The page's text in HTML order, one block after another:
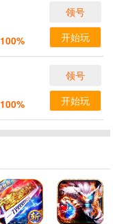
100%
领号
开始玩
100%
领号
开始玩